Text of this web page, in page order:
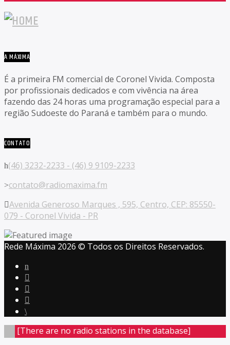
A MÁXIMA
É a primeira FM comercial de Coronel Vivida. Composta
por profissionais dedicados e com vivência na área
fazendo das 24 horas uma programação especial para a
região Sudoeste do Paraná e também para o mundo.
CONTATO
(46) 3232-2233 - (46) 9 9109-2233
contato@radiomaxima.fm
Avenida Generoso Marques , 595, Centro, CEP: 85550-
079 - Coronel Vivida - PR
Rede Máxima 2026 © Todos os Direitos Reservados.
[There are no radio stations in the database]